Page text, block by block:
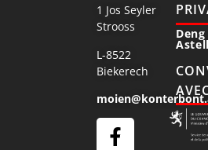
1 Jos Seyler
Strooss
L-8522
Biekerech
Deng